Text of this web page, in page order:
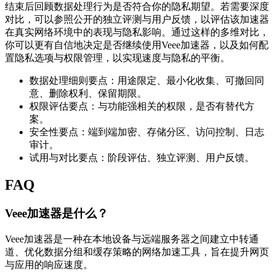
结束后回顾数据处理行为是否符合你的隐私期望。若需要深度
对比，可以参照公开的独立评测与用户反馈，以评估该加速器
在真实网络环境中的表现与隐私影响。通过这样的多维对比，
你可以更有自信地决定是否继续使用Veee加速器，以及如何配
置隐私选项与权限管理，以实现速度与隐私的平衡。
数据处理细则要点：用途限定、最小化收集、可撤回同
意、删除权利、保留期限。
权限评估要点：与功能强相关的权限，是否有替代方
案。
安全性要点：端到端加密、存储分区、访问控制、日志
审计。
试用与对比要点：阶段评估、独立评测、用户反馈。
FAQ
Veee加速器是什么？
Veee加速器是一种在本地设备与远端服务器之间建立中转通
道、优化数据分组和缓存策略的网络加速工具，旨在提升网页
与应用的响应速度。